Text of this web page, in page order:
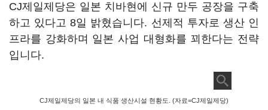
CJ제일제당은 일본 치바현에 신규 만두 공장을 구축
하고 있다고 8일 밝혔습니다. 선제적 투자로 생산 인
프라를 강화하며 일본 사업 대형화를 꾀한다는 전략
입니다.
CJ제일제당의 일본 내 식품 생산시설 현황도. (자료=CJ제일제당)